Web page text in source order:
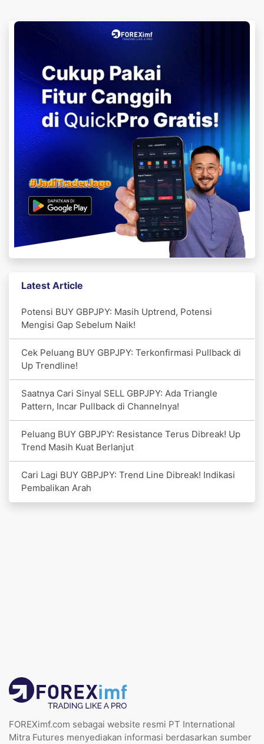
Latest Article
Potensi BUY GBPJPY: Masih Uptrend, Potensi
Mengisi Gap Sebelum Naik!
Cek Peluang BUY GBPJPY: Terkonfirmasi Pullback di
Up Trendline!
Saatnya Cari Sinyal SELL GBPJPY: Ada Triangle
Pattern, Incar Pullback di Channelnya!
Peluang BUY GBPJPY: Resistance Terus Dibreak! Up
Trend Masih Kuat Berlanjut
Cari Lagi BUY GBPJPY: Trend Line Dibreak! Indikasi
Pembalikan Arah
FOREXimf.com sebagai website resmi PT International
Mitra Futures menyediakan informasi berdasarkan sumber